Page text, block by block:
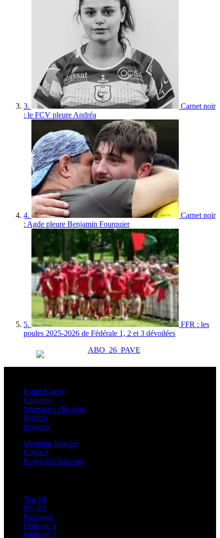
3.
Carnet noir
: le FCV pleure Andréa
4.
Carnet noir
: Agde pleure Benjamin Fourquier
5.
FFR : les
poules 2025-2026 de Fédérale 1, 2 et 3 dévoilées
Esprit Rugby
Cagolins
Interviews Décalées
Maffrés
Insolites
Mentions Légales
Contact
RugbyFédéral.com
Top 14
Pro D2
Nationale
Fédérale 1
Fédérale 2